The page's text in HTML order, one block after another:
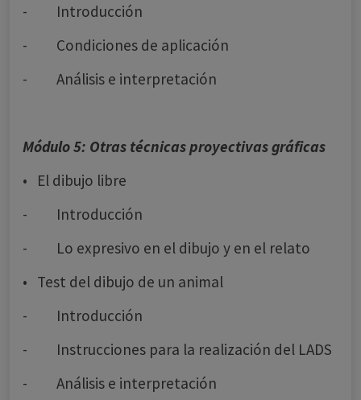
- Introducción
- Condiciones de aplicación
- Análisis e interpretación
Módulo 5: Otras técnicas proyectivas gráficas
• El dibujo libre
- Introducción
- Lo expresivo en el dibujo y en el relato
• Test del dibujo de un animal
- Introducción
- Instrucciones para la realización del LADS
- Análisis e interpretación